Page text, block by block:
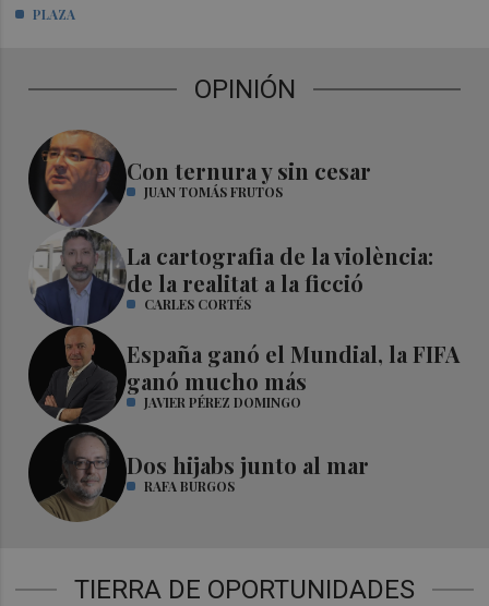
PLAZA
OPINIÓN
Con ternura y sin cesar
JUAN TOMÁS FRUTOS
La cartografia de la violència:
de la realitat a la ficció
CARLES CORTÉS
España ganó el Mundial, la FIFA
ganó mucho más
JAVIER PÉREZ DOMINGO
Dos hijabs junto al mar
RAFA BURGOS
TIERRA DE OPORTUNIDADES